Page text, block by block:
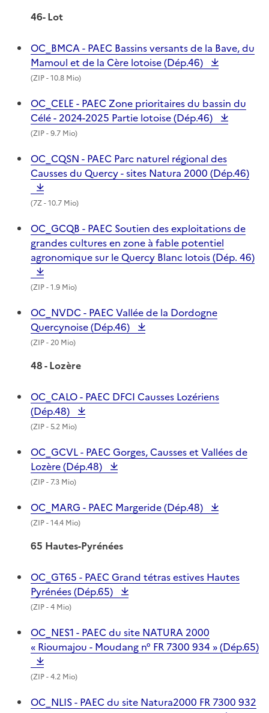
46- Lot
OC_BMCA - PAEC Bassins versants de la Bave, du
Mamoul et de la Cère lotoise (Dép.46)
(ZIP- 10.8 Mio)
OC_CELE - PAEC Zone prioritaires du bassin du
Célé - 2024-2025 Partie lotoise (Dép.46)
(ZIP- 9.7 Mio)
OC_CQSN - PAEC Parc naturel régional des
Causses du Quercy - sites Natura 2000 (Dép.46)
(7Z- 10.7 Mio)
OC_GCQB - PAEC Soutien des exploitations de
grandes cultures en zone à fable potentiel
agronomique sur le Quercy Blanc lotois (Dép. 46)
(ZIP- 1.9 Mio)
OC_NVDC - PAEC Vallée de la Dordogne
Quercynoise (Dép.46)
(ZIP- 20 Mio)
48 - Lozère
OC_CALO - PAEC DFCI Causses Lozériens
(Dép.48)
(ZIP- 5.2 Mio)
OC_GCVL - PAEC Gorges, Causses et Vallées de
Lozère (Dép.48)
(ZIP- 7.3 Mio)
OC_MARG - PAEC Margeride (Dép.48)
(ZIP- 14.4 Mio)
65 Hautes-Pyrénées
OC_GT65 - PAEC Grand tétras estives Hautes
Pyrénées (Dép.65)
(ZIP- 4 Mio)
OC_NES1 - PAEC du site NATURA 2000
« Rioumajou - Moudang n° FR 7300 934 » (Dép.65)
(ZIP- 4.2 Mio)
OC_NLIS - PAEC du site Natura2000 FR 7300 932